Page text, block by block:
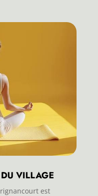
VILLAGE
est